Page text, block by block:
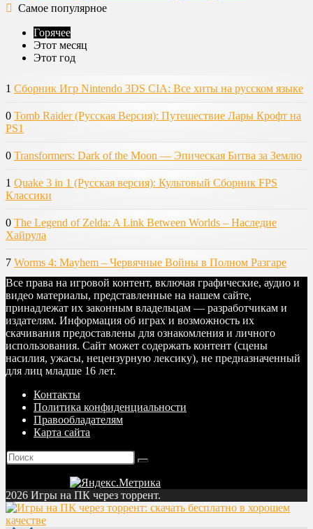
Самое популярное
Горячее
Этот месяц
Этот год
1 Сборник Игр Nintendo 3DS CIA: Все хиты на русском языке
0 Tomb Raider (Русская Версия): Путешествие Лары Крофт на
PS1
0 Transformers: Dark of the Moon — Эпическая Битва за Землю
1 Quake 3 in 1 (Русская версия): Культовый Сборник FPS
Классики
0 The Legend of Zelda: A Link Between Worlds – Наследие
Хайрула
7 Worms 4: Mayhem – Червячные Войны в Полном Разгаре
Все права на игровой контент, включая графические, аудио и
видео материалы, представленные на нашем сайте,
принадлежат их законным владельцам — разработчикам и
издателям. Информация об играх и возможность их
скачивания предоставлены для ознакомления и личного
использования. Сайт может содержать контент (сцены
насилия, ужасы, нецензурную лексику), не предназначенный
для лиц младше 16 лет.
Контакты
Политика конфиденциальности
Правообладателям
Карта сайта
2026 Игры на ПК через торрент.